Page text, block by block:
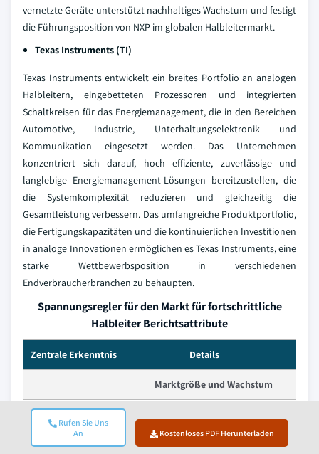
Rufen Sie Uns
An
Kostenloses PDF Herunterladen
vernetzte Geräte unterstützt nachhaltiges Wachstum und festigt
die Führungsposition von NXP im globalen Halbleitermarkt.
Texas Instruments (TI)
Texas Instruments entwickelt ein breites Portfolio an analogen
Halbleitern, eingebetteten Prozessoren und integrierten
Schaltkreisen für das Energiemanagement, die in den Bereichen
Automotive, Industrie, Unterhaltungselektronik und
Kommunikation eingesetzt werden. Das Unternehmen
konzentriert sich darauf, hoch effiziente, zuverlässige und
langlebige Energiemanagement-Lösungen bereitzustellen, die
die Systemkomplexität reduzieren und gleichzeitig die
Gesamtleistung verbessern. Das umfangreiche Produktportfolio,
die Fertigungskapazitäten und die kontinuierlichen Investitionen
in analoge Innovationen ermöglichen es Texas Instruments, eine
starke Wettbewerbsposition in verschiedenen
Endverbraucherbranchen zu behaupten.
Spannungsregler für den Markt für fortschrittliche
Halbleiter Berichtsattribute
Zentrale Erkenntnis Details
Marktgröße und Wachstum
Basisjahr
Marktgröße in 2025